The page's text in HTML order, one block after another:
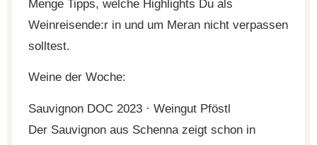
Menge Tipps, welche Highlights Du als
Weinreisende:r in und um Meran nicht verpassen
solltest.
Weine der Woche:
Sauvignon DOC 2023 · Weingut Pföstl
Der Sauvignon aus Schenna zeigt schon in